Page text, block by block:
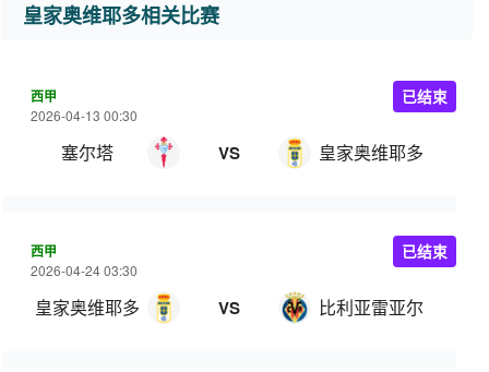
皇家奥维耶多相关比赛
西甲
2026-04-13 00:30
塞尔塔 VS 皇家奥维耶多
已结束
西甲
2026-04-24 03:30
皇家奥维耶多 VS 比利亚雷亚尔
已结束